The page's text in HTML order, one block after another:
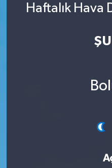
Haftalık Hava
Gündem
Son Dakika Haberleri